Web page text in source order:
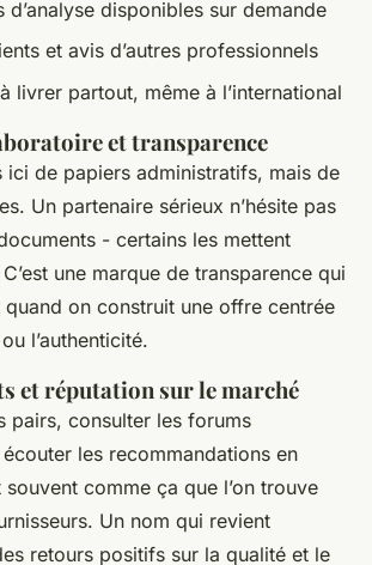
d’analyse disponibles sur demande
et avis d’autres professionnels
livrer partout, même à l’international
et transparence
ici de papiers administratifs, mais de
Un partenaire sérieux n’hésite pas
- certains les mettent
une marque de transparence qui
quand on construit une offre centrée
l’authenticité.
et réputation sur le marché
pairs, consulter les forums
les recommandations en
souvent comme ça que l’on trouve
Un nom qui revient
retours positifs sur la qualité et le